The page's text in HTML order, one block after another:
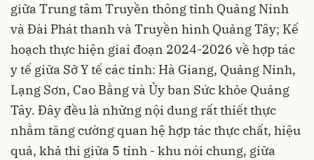
giữa Trung tâm Truyền thông tỉnh Quảng Ninh
và Đài Phát thanh và Truyền hình Quảng Tây; Kế
hoạch thực hiện giai đoạn 2024-2026 về hợp tác
y tế giữa Sở Y tế các tỉnh: Hà Giang, Quảng Ninh,
Lạng Sơn, Cao Bằng và Ủy ban Sức khỏe Quảng
Tây. Đây đều là những nội dung rất thiết thực
nhằm tăng cường quan hệ hợp tác thực chất, hiệu
quả, khả thi giữa 5 tỉnh - khu nói chung, giữa